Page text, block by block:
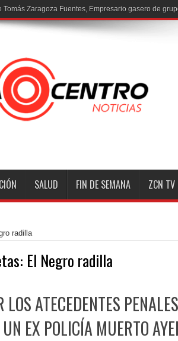
Tomás Zaragoza Fuentes, Empresario gasero de
SALUD FIN DE SEMANA ZCN TV
radilla
El Negro radilla
LOS ATECEDENTES
EX POLICÍA MUERTO